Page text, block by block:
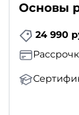
Основы
24 990